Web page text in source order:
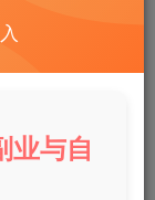
松实现财务
0 86
能无法满足日
业与自